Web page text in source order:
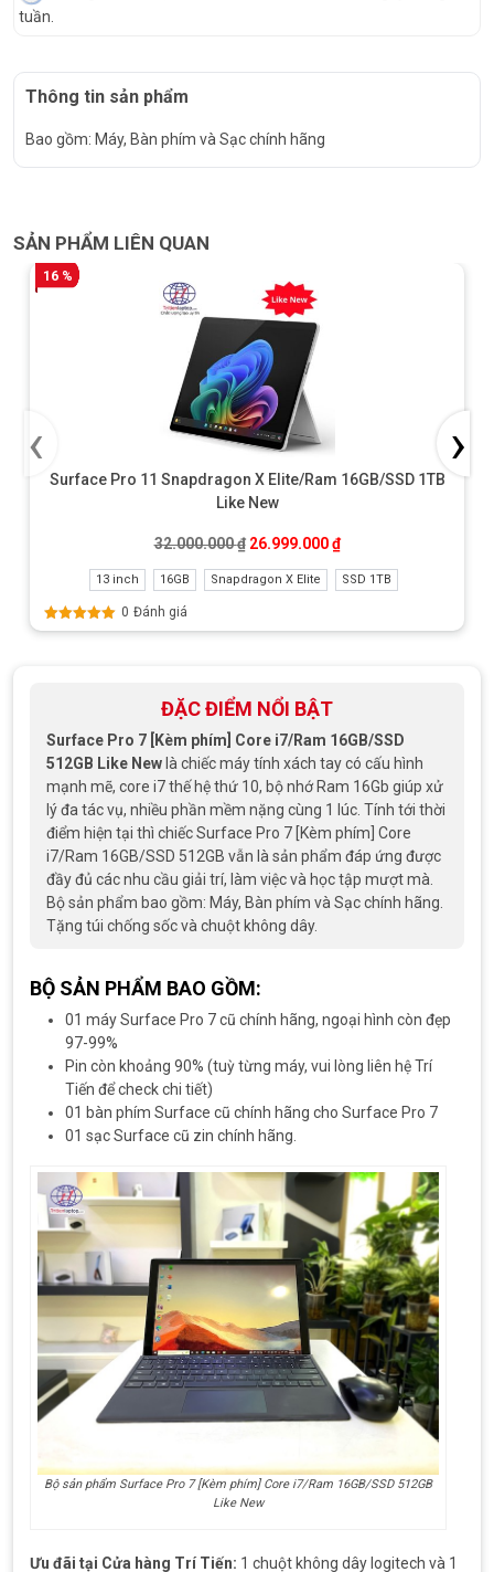
tuần.
Thông tin sản phẩm
Bao gồm: Máy, Bàn phím và Sạc chính hãng
SẢN PHẨM LIÊN QUAN
16 %
Surface Pro 11 Snapdragon X Elite/Ram 16GB/SSD 1TB
Like New
32.000.000₫ Giá gốc là: 32.000.000 ₫.
26.999.000₫Giá hiện tại là:
13 inch 16GB Snapdragon X Elite SSD 1TB
Được xếp
0 Đánh giá
‹ ›
ĐẶC ĐIỂM NỔI BẬT
Surface Pro 7 [Kèm phím] Core i7/Ram 16GB/SSD
512GB Like New là chiếc máy tính xách tay có cấu hình
mạnh mẽ, core i7 thế hệ thứ 10, bộ nhớ Ram 16Gb giúp xử
lý đa tác vụ, nhiều phần mềm nặng cùng 1 lúc. Tính tới thời
điểm hiện tại thì chiếc Surface Pro 7 [Kèm phím] Core
i7/Ram 16GB/SSD 512GB vẫn là sản phẩm đáp ứng được
đầy đủ các nhu cầu giải trí, làm việc và học tập mượt mà.
Bộ sản phẩm bao gồm: Máy, Bàn phím và Sạc chính hãng.
Tặng túi chống sốc và chuột không dây.
BỘ SẢN PHẨM BAO GỒM:
01 máy Surface Pro 7 cũ chính hãng, ngoại hình còn đẹp
97-99%
Pin còn khoảng 90% (tuỳ từng máy, vui lòng liên hệ Trí
Tiến để check chi tiết)
01 bàn phím Surface cũ chính hãng cho Surface Pro 7
01 sạc Surface cũ zin chính hãng.
Bộ sản phẩm Surface Pro 7 [Kèm phím] Core i7/Ram 16GB/SSD 512GB
Like New
Ưu đãi tại Cửa hàng Trí Tiến: 1 chuột không dây logitech và 1